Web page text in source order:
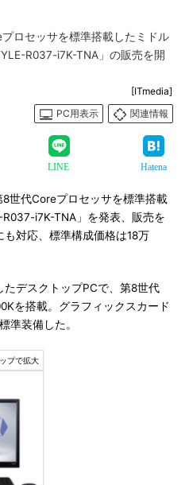
ロセッサを標準搭載したミドル
R037-i7K-TNA」の販売を開
[ITmedia]
PC用表示
関連情報
LINE Hatena
世代Coreプロセッサを標準搭載
i7K-TNA」を発表、販売を
対応、標準構成価格は18万
デスクトップPCで、第8世代
を搭載。グラフィックスカード
準装備した。